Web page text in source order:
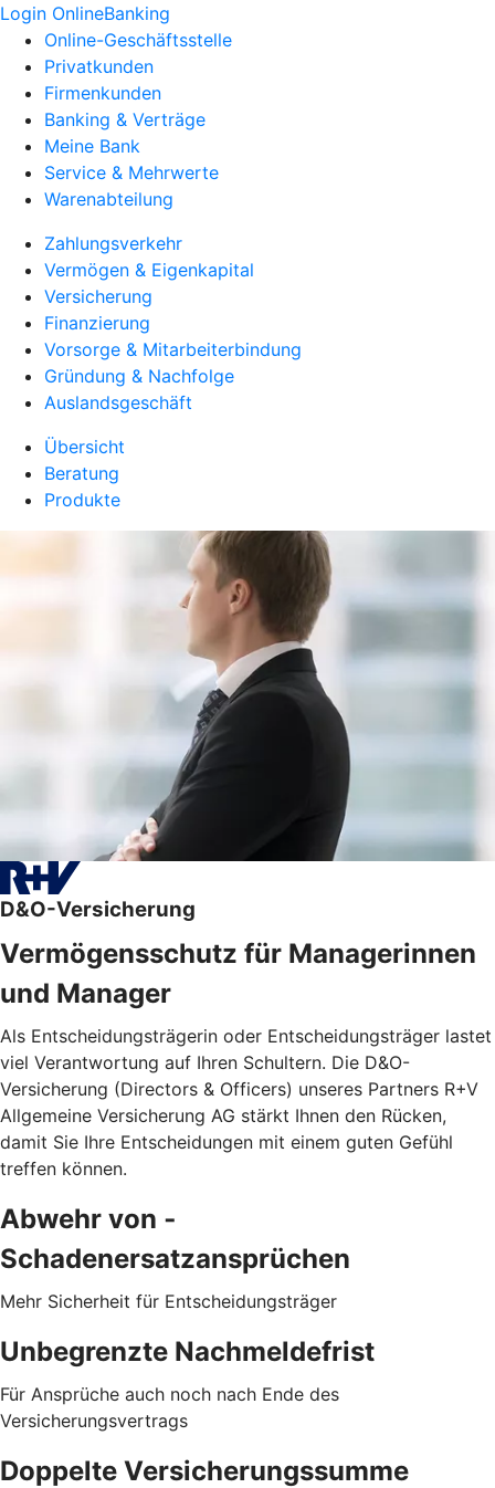
Login OnlineBanking
Online-Geschäftsstelle
Privatkunden
Firmenkunden
Banking & Verträge
Meine Bank
Service & Mehrwerte
Warenabteilung
Zahlungsverkehr
Vermögen & Eigenkapital
Versicherung
Finanzierung
Vorsorge & Mitarbeiterbindung
Gründung & Nachfolge
Auslandsgeschäft
Übersicht
Beratung
Produkte
D&O-Versicherung
Vermögensschutz für Managerinnen
und Manager
Als Entscheidungsträgerin oder Entscheidungsträger lastet
viel Verantwortung auf Ihren Schultern. Die D&O-
Versicherung (Directors & Officers) unseres Partners R+V
Allgemeine Versicherung AG stärkt Ihnen den Rücken,
damit Sie Ihre Entscheidungen mit einem guten Gefühl
treffen können.
Abwehr von ­
Schadenersatzansprüchen
Mehr Sicherheit für Entscheidungsträger
Unbegrenzte Nachmeldefrist
Für Ansprüche auch noch nach Ende des
Versicherungsvertrags
Doppelte Versicherungssumme